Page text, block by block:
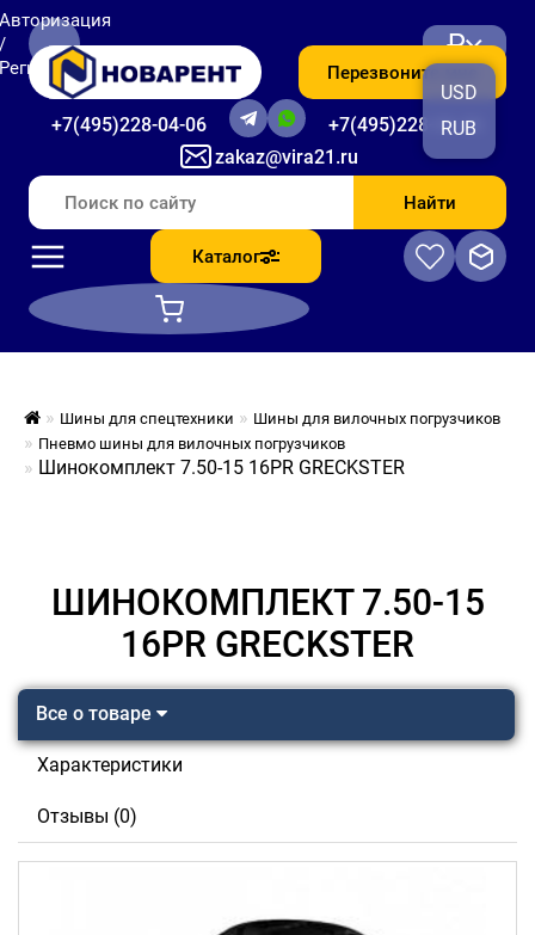
zakaz@vira21.ru
+7(495)228-04-06 +7(495)228-06-56
Перезвоните мне
₽
USD
RUB
Найти
Каталог
Шины для спецтехники
Шины для вилочных погрузчиков
Пневмо шины для вилочных погрузчиков
Шинокомплект 7.50-15 16PR GRECKSTER
ШИНОКОМПЛЕКТ 7.50-15
16PR GRECKSTER
Все о товаре
Характеристики
Отзывы (0)